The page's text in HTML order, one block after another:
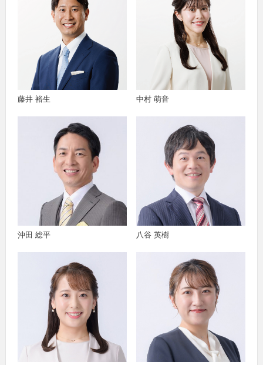
藤井 裕生 中村 萌音
沖田 総平 八谷 英樹